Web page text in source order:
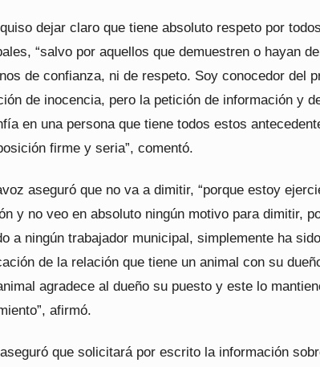
dejar claro que tiene absoluto respeto por
“salvo por aquellos que demuestren o hayan
de confianza, ni de respeto. Soy conocedor del
de inocencia, pero la petición de información y
en una persona que tiene todos estos
firme y seria”, comentó.
aseguró que no va a dimitir, “porque estoy
y no veo en absoluto ningún motivo para dimitir,
a ningún trabajador municipal, simplemente ha
de la relación que tiene un animal con su
agradece al dueño su puesto y este lo
afirmó.
que solicitará por escrito la información